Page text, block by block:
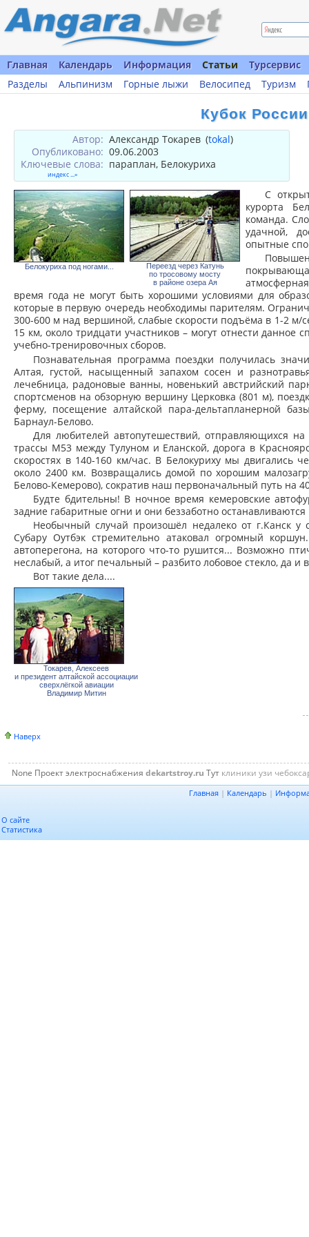
Главная Календарь Информация Статьи
Турсервис
Разделы
Альпинизм Горные лыжи Велосипед Туризм
Кубок
Автор: Александр Токарев (tokal)
Опубликовано: 09.06.2003
Ключевые слова:
индекс ...»
параплан, Белокуриха
Белокуриха под ногами...
Переезд через Катунь
по тросовому мосту
в районе озера Ая
С
курорта
команда.
удачной,
опытные
время года не могут быть хорошими условиями для
которые в первую очередь необходимы парителям.
300-600 м над вершиной, слабые скорости подъёма в 1-2 м/
15 км, около тридцати участников – могут отнести
учебно-тренировочных сборов.
Познавательная программа поездки получилась
Алтая, густой, насыщенный запахом сосен и
лечебница, радоновые ванны, новенький австрийский
спортсменов на обзорную вершину Церковка (801 м),
ферму, посещение алтайской пара-дельтапланерной
Барнаул-Белово.
Для любителей автопутешествий, отправляющихся
трассы М53 между Тулуном и Еланской, дорога в
скоростях в 140-160 км/час. В Белокуриху мы двигались
около 2400 км. Возвращались домой по хорошим
Белово-Кемерово), сократив наш первоначальный путь на
Будте бдительны! В ночное время кемеровские
задние габаритные огни и они беззаботно
Необычный случай произошёл недалеко от г.Канск
Субару Оутбэк стремительно атаковал огромный
автоперегона, на которого что-то рушится... Возможно
неслабый, а итог печальный – разбито лобовое стекло, да
Вот такие дела....
Токарев, Алексеев
и президент алтайской ассоциации
сверхлёгкой авиации
Владимир Митин
Наверх
None Проект электроснабжения dekartstroy.ru Тутклиники узи
Главная | Календарь |
О сайте
Статистика